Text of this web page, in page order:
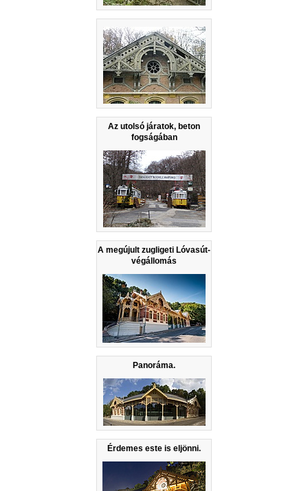
Az utolsó járatok, beton
fogságában
A megújult zugligeti Lóvasút-
végállomás
Panoráma.
Érdemes este is eljönni.